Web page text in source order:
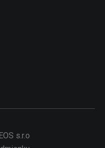
s.r.o